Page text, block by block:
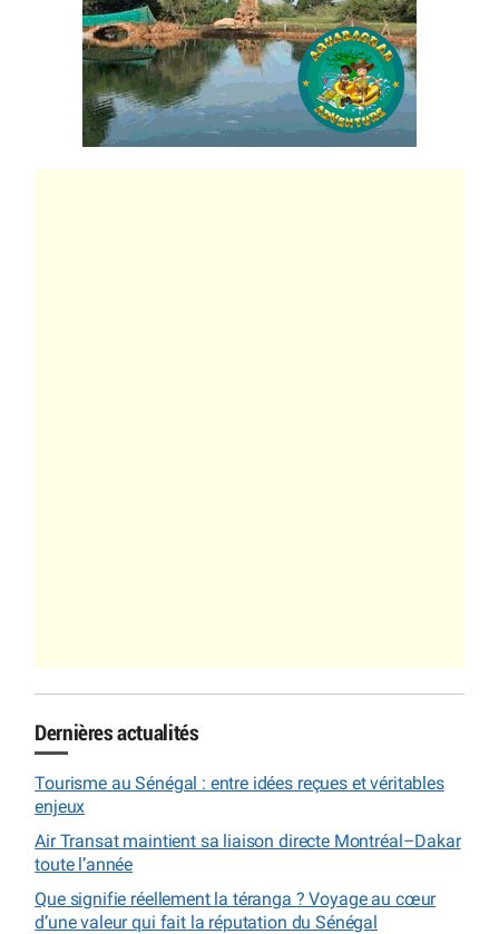
Dernières actualités
Tourisme au Sénégal : entre idées reçues et véritables
enjeux
Air Transat maintient sa liaison directe Montréal–Dakar
toute l’année
Que signifie réellement la téranga ? Voyage au cœur
d’une valeur qui fait la réputation du Sénégal